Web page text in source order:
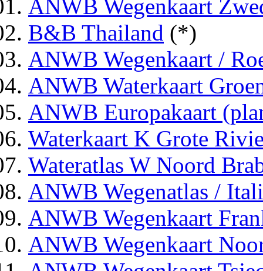
ANWB Wegenkaart
B&B Thailand (*)
ANWB Wegenkaart /
ANWB Waterkaart
ANWB Europakaart
Waterkaart K Grote
Wateratlas W Noord
ANWB Wegenatlas /
ANWB Wegenkaart
ANWB Wegenkaart